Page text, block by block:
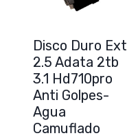
Disco Duro Ext
2.5 Adata 2tb
3.1 Hd710pro
Anti Golpes-
Agua
Camuflado